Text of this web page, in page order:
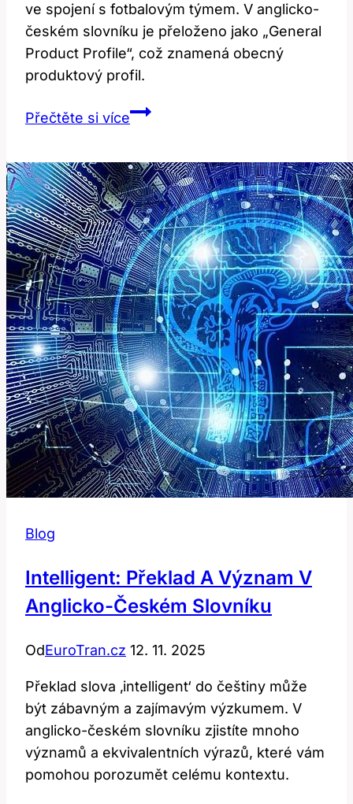
ve spojení s fotbalovým týmem. V anglicko-
českém slovníku je přeloženo jako „General
Product Profile“, což znamená obecný
produktový profil.
Přečtěte si víceCo
Překlad
a
Význam
v
Anglicko-
Českém
Slovníku
Blog
Intelligent: Překlad A Význam V
Anglicko-Českém Slovníku
OdEuroTran.cz 12. 11. 2025
Překlad slova ‚intelligent‘ do češtiny může
být zábavným a zajímavým výzkumem. V
anglicko-českém slovníku zjistíte mnoho
významů a ekvivalentních výrazů, které vám
pomohou porozumět celému kontextu.